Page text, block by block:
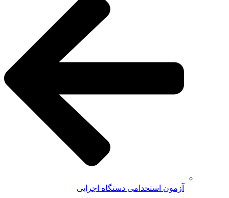
آزمون استخدامی دستگاه اجرایی